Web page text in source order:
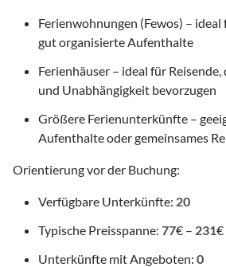
Ferienwohnungen (Fewos) –
gut organisierte Aufenthalte
Ferienhäuser – ideal für Reisende,
und Unabhängigkeit bevorzugen
Größere Ferienunterkünfte –
Aufenthalte oder gemeinsames
Orientierung vor der Buchung:
Verfügbare Unterkünfte: 20
Typische Preisspanne: 77€ – 231€
Unterkünfte mit Angeboten: 0